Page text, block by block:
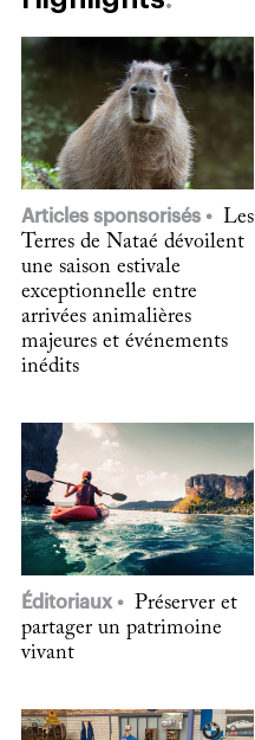
Articles sponsorisés
Les
Terres de Nataé dévoilent
une saison estivale
exceptionnelle entre
arrivées animalières
majeures et événements
inédits
Éditoriaux
Préserver et
partager un patrimoine
vivant